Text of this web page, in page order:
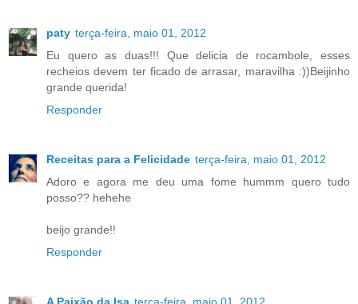
paty terça-feira, maio 01, 2012
Eu quero as duas!!! Que delicia de rocambole, esses
recheios devem ter ficado de arrasar, maravilha :))Beijinho
grande querida!
Responder
Receitas para a Felicidade terça-feira, maio 01, 2012
Adoro e agora me deu uma fome hummm quero tudo
posso?? hehehe
beijo grande!!
Responder